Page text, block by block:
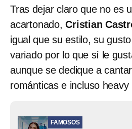
Tras dejar claro que no es
acartonado,Cristian
igual que su estilo, su
variado por lo que sí le
aunque se dedique a
románticas e incluso heavy
FAMOSOS